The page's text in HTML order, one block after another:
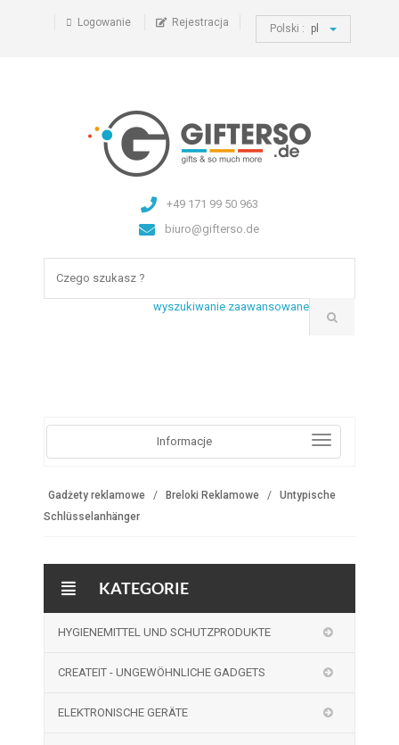
Logowanie Rejestracja Polski : pl
+49 171 99 50 963
biuro@gifterso.de
wyszukiwanie zaawansowane
Informacje
Gadżety reklamowe Breloki Reklamowe
Untypische
Schlüsselanhänger
KATEGORIE
HYGIENEMITTEL UND SCHUTZPRODUKTE
CREATEIT - UNGEWÖHNLICHE GADGETS
ELEKTRONISCHE GERÄTE